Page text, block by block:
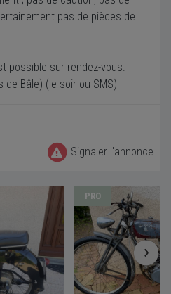
pas de pièces de
possible sur rendez-vous.
de Bâle) (le soir ou SMS)
Signaler l'annonce
PRO